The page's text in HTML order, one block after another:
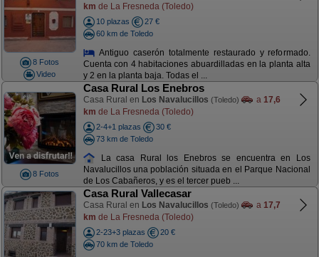
8 Fotos
Video
km de La Fresneda (Toledo)
10 plazas
27 €
60 km de Toledo
Antiguo caserón totalmente restaurado y reformado.
Cuenta con 4 habitaciones abuardilladas en la planta alta
y 2 en la planta baja. Todas el ...
8 Fotos
Casa Rural Los Enebros
Casa Rural en Los Navalucillos (Toledo) a 17,6
km de La Fresneda (Toledo)
2-4+1 plazas
30 €
73 km de Toledo
La casa Rural los Enebros se encuentra en Los
Navalucillos una población situada en el Parque Nacional
de Los Cabañeros, y es el tercer pueb ...
Casa Rural Vallecasar
Casa Rural en Los Navalucillos (Toledo) a 17,7
km de La Fresneda (Toledo)
2-23+3 plazas
20 €
70 km de Toledo